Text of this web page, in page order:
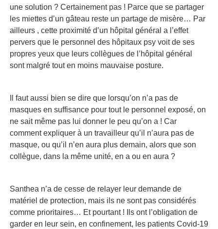
une solution ? Certainement pas ! Parce que se partager
les miettes d’un gâteau reste un partage de misère… Par
ailleurs , cette proximité d’un hôpital général a l’effet
pervers que le personnel des hôpitaux psy voit de ses
propres yeux que leurs collègues de l’hôpital général
sont malgré tout en moins mauvaise posture.
Il faut aussi bien se dire que lorsqu’on n’a pas de
masques en suffisance pour tout le personnel exposé, on
ne sait même pas lui donner le peu qu’on a ! Car
comment expliquer à un travailleur qu’il n’aura pas de
masque, ou qu’il n’en aura plus demain, alors que son
collègue, dans la même unité, en a ou en aura ?
Santhea n’a de cesse de relayer leur demande de
matériel de protection, mais ils ne sont pas considérés
comme prioritaires… Et pourtant ! Ils ont l’obligation de
garder en leur sein, en confinement, les patients Covid-19